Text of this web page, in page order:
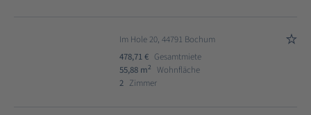
Im Hole 20, 44791 Bochum
478,71 € Gesamtmiete
55,88 m2
Wohnfläche
2 Zimmer